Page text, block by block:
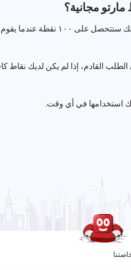
مجانية؟
صديق بإكمال طلبيته الأولى.
الطلب القادم، إذا لم يكن لديك
استخدامها في أي وقت.